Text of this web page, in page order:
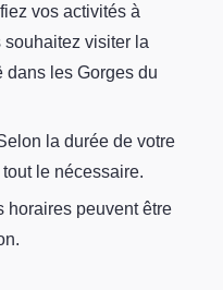
vos activités à
souhaitez visiter la
dans les Gorges du
la durée de votre
le nécessaire.
horaires peuvent être